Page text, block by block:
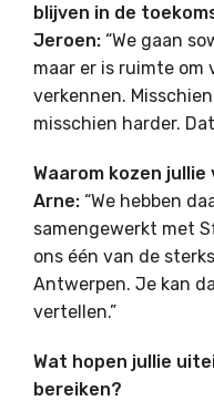
blijven in de
Jeroen: “We gaan
maar er is ruimte
verkennen.
misschien harder.
Waarom kozen jullie
Arne: “We hebben
samengewerkt met
ons één van de
Antwerpen. Je kan
vertellen.”
Wat hopen jullie
bereiken?